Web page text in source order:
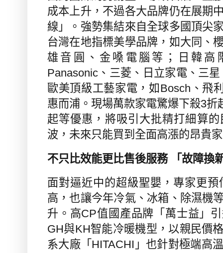
成本上升，不過各大品牌仍在展期
線」。強勢集結來自全球多國頂尖
台灣在地指標美學品牌，如大同、
雄音圓、金嗓電腦等；日韓高
Panasonic 、三菱、日立家電、三
歐美頂級工藝家電，如 Bosch 、飛
惠而浦。現場萬款家電驚爆下殺3折
起等優惠，將吸引大批精打細算
波，未來只能買到全面高漲的昂貴
不只比效能更比售後服務 「故障換
面對逼近中的超級聖嬰，專家更預
高，也讓今年冷氣、冰箱、除濕機
升。高CP值國產品牌「萬士益」
GH與KH智能冷暖機型，以親民價
系大廠「 HITACHI 」也針對極端高